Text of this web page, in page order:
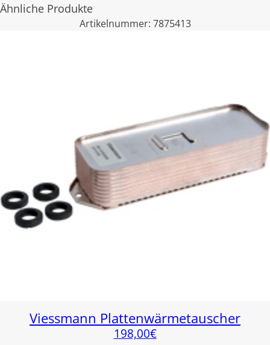
Ähnliche Produkte
Artikelnummer: 7875413
Viessmann Plattenwärmetauscher
198,00€